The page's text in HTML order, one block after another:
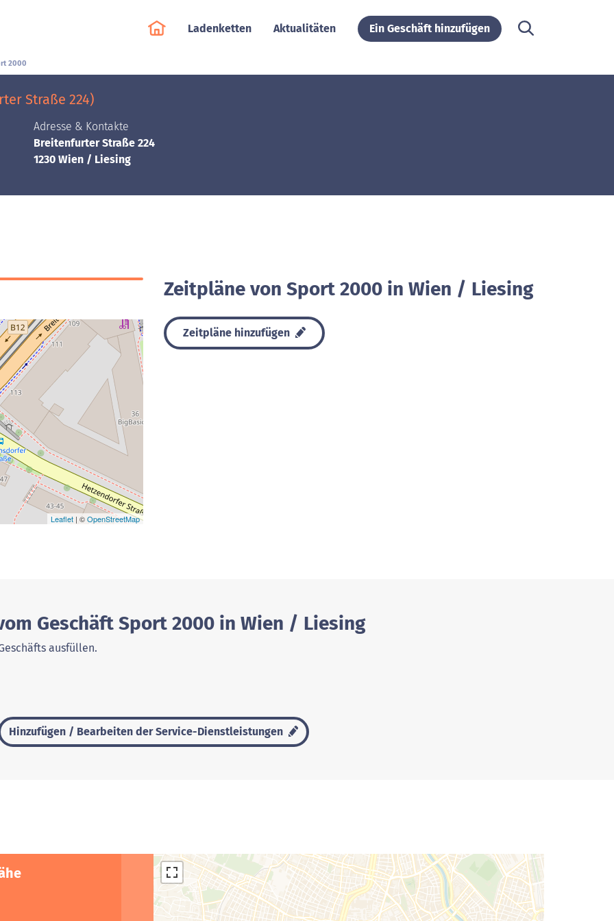
Ladenketten Aktualitäten Ein Geschäft hinzufügen
2000
Straße 224)
Adresse & Kontakte
Breitenfurter Straße 224
1230 Wien / Liesing
Leaflet | ©OpenStreetMap
Zeitpläne von Sport 2000 in Wien / Liesing
Zeitpläne hinzufügen
Geschäft Sport 2000 in Wien / Liesing
ausfüllen.
Hinzufügen / Bearbeiten der Service-Dienstleistungen